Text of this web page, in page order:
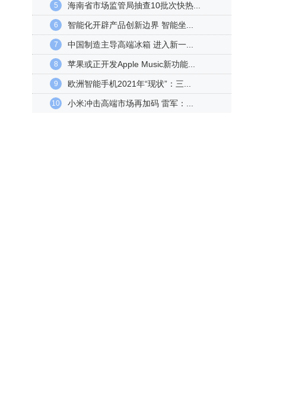
5 海南省市场监管局抽查10批次快热...
6 智能化开辟产品创新边界 智能坐...
7 中国制造主导高端冰箱 进入新一...
8 苹果或正开发Apple Music新功能...
9 欧洲智能手机2021年“现状”：三...
10 小米冲击高端市场再加码 雷军：...